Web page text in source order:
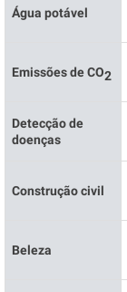
Água potável
Emissões de CO2
Detecção de
doenças
Construção civil
Beleza